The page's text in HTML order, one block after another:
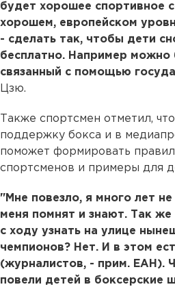
будет хорошее спортивное
хорошем, европейском
- сделать так, чтобы дети
бесплатно. Например
связанный с помощью
Цзю.
Также спортсмен отметил,
поддержку бокса и в
поможет формировать
спортсменов и примеры для
"Мне повезло, я много лет
меня помнят и знают. Так
с ходу узнать на улице
чемпионов? Нет. И в этом
(журналистов, - прим. ЕАН).
повели детей в боксерские